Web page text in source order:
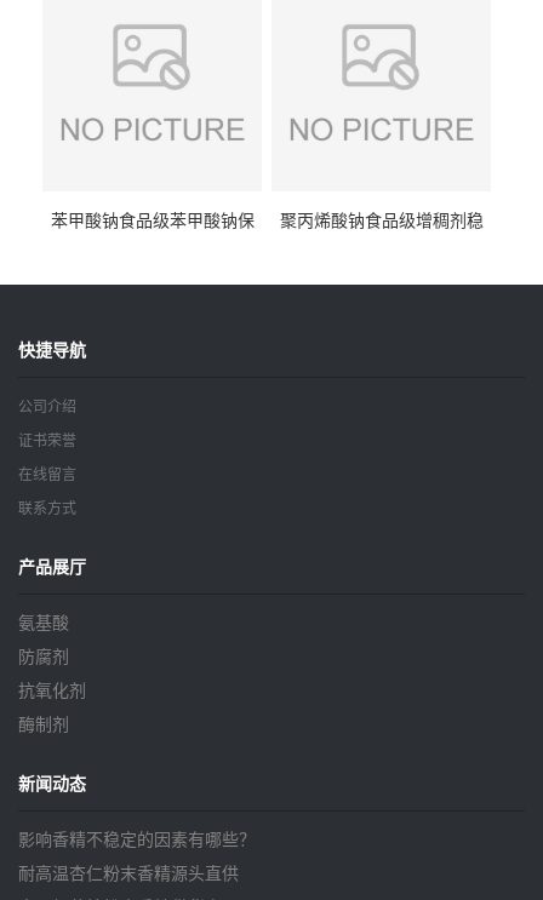
苯甲酸钠食品级苯甲酸钠保
聚丙烯酸钠食品级增稠剂稳
快捷导航
公司介绍
证书荣誉
在线留言
联系方式
产品展厅
氨基酸
防腐剂
抗氧化剂
酶制剂
新闻动态
影响香精不稳定的因素有哪些？
耐高温杏仁粉末香精源头直供